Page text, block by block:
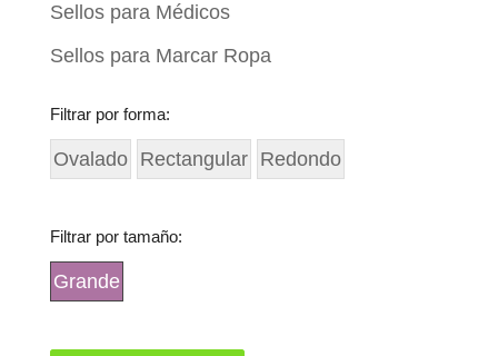
Sellos para Médicos
Sellos para Marcar Ropa
Filtrar por forma:
Ovalado Rectangular Redondo
Filtrar por tamaño:
Grande